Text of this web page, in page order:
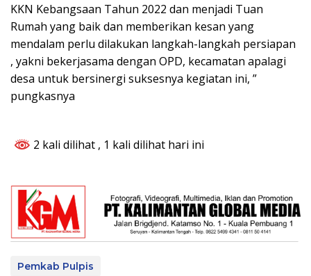
KKN Kebangsaan Tahun 2022 dan menjadi Tuan
Rumah yang baik dan memberikan kesan yang
mendalam perlu dilakukan langkah-langkah persiapan
, yakni bekerjasama dengan OPD, kecamatan apalagi
desa untuk bersinergi suksesnya kegiatan ini, ”
pungkasnya
2 kali dilihat , 1 kali dilihat hari ini
Pemkab Pulpis